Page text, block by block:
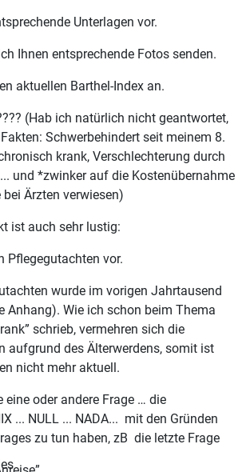
Unterlagen vor.
Ihnen entsprechende Fotos senden.
aktuellen Barthel-Index an.
(Hab ich natürlich nicht geantwortet,
Schwerbehindert seit meinem 8.
krank, Verschlechterung durch
und *zwinker auf die Kostenübernahme
bei Ärzten verwiesen)
ist auch sehr lustig:
Pflegegutachten vor.
wurde im vorigen Jahrtausend
Anhang). Wie ich schon beim Thema
schrieb, vermehren sich die
aufgrund des Älterwerdens, somit ist
nicht mehr aktuell.
eine oder andere Frage … die
... NULL ... NADA... mit den Gründen
zu tun haben, zB die letzte Frage